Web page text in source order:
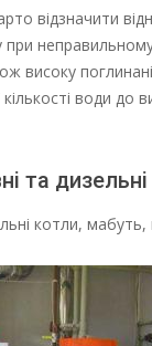
відзначити
неправильному
високу
кількості води до
та
котли, мабуть,